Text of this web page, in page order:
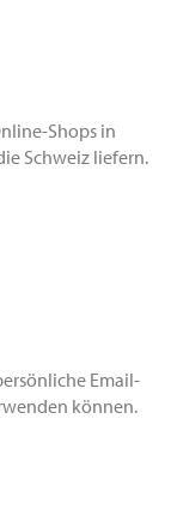
Shops in
Schweiz liefern.
Email-
können.